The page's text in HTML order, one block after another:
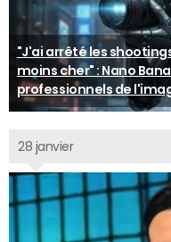
"J'ai arrêté les
moins cher" : Nano
professionnels de
28 janvier